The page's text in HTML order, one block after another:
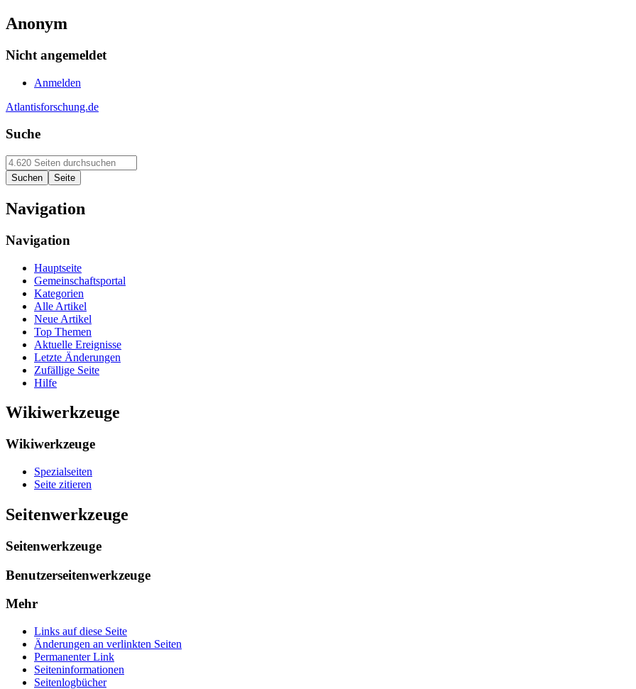
Anonym
Nicht angemeldet
Anmelden
Atlantisforschung.de
Suche
Navigation
Navigation
Hauptseite
Gemeinschaftsportal
Kategorien
Alle Artikel
Neue Artikel
Top Themen
Aktuelle Ereignisse
Letzte Änderungen
Zufällige Seite
Hilfe
Wikiwerkzeuge
Wikiwerkzeuge
Spezialseiten
Seite zitieren
Seitenwerkzeuge
Seitenwerkzeuge
Benutzerseitenwerkzeuge
Mehr
Links auf diese Seite
Änderungen an verlinkten Seiten
Permanenter Link
Seiten­informationen
Seitenlogbücher